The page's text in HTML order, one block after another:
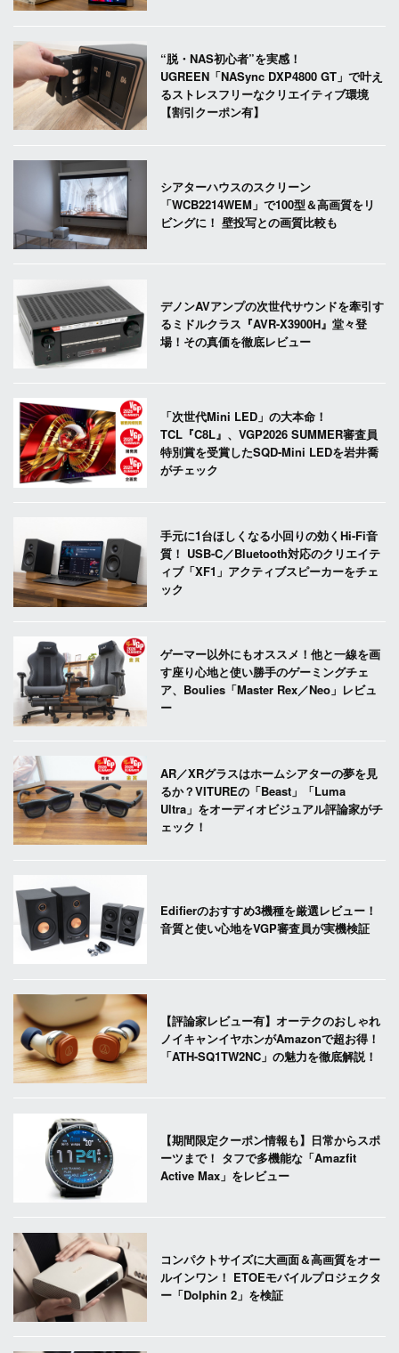
“脱・NAS初心者”を実感！
UGREEN「NASync DXP4800 GT」で叶え
るストレスフリーなクリエイティブ環境
【割引クーポン有】
シアターハウスのスクリーン
「WCB2214WEM」で100型＆高画質をリ
ビングに！ 壁投写との画質比較も
デノンAVアンプの次世代サウンドを牽引す
るミドルクラス『AVR-X3900H』堂々登
場！その真価を徹底レビュー
「次世代Mini LED」の大本命！
TCL『C8L』、VGP2026 SUMMER審査員
特別賞を受賞したSQD-Mini LEDを岩井喬
がチェック
手元に1台ほしくなる小回りの効くHi-Fi音
質！ USB-C／Bluetooth対応のクリエイテ
ィブ「XF1」アクティブスピーカーをチェ
ック
ゲーマー以外にもオススメ！他と一線を画
す座り心地と使い勝手のゲーミングチェ
ア、Boulies「Master Rex／Neo」レビュ
ー
AR／XRグラスはホームシアターの夢を見
るか？VITUREの「Beast」「Luma
Ultra」をオーディオビジュアル評論家がチ
ェック！
Edifierのおすすめ3機種を厳選レビュー！
音質と使い心地をVGP審査員が実機検証
【評論家レビュー有】オーテクのおしゃれ
ノイキャンイヤホンがAmazonで超お得！
「ATH-SQ1TW2NC」の魅力を徹底解説！
【期間限定クーポン情報も】日常からスポ
ーツまで！ タフで多機能な「Amazfit
Active Max」をレビュー
コンパクトサイズに大画面＆高画質をオー
ルインワン！ ETOEモバイルプロジェクタ
ー「Dolphin 2」を検証